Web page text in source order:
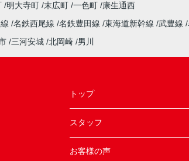
明大寺町 末広町 一色町
康生通西
名鉄西尾線 名鉄豊田線 東海道新幹線 武豊線
三河安城 北岡崎 男川
トップ
スタッフ
お客様の声